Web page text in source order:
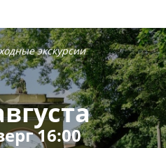
экскурсии
16:00